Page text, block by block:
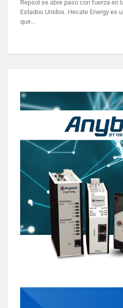
Repsol se abre paso con fuerza en
Estados Unidos. Hecate Energy es
que…